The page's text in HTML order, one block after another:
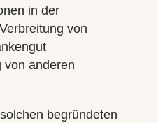
in der
von
von anderen
begründeten